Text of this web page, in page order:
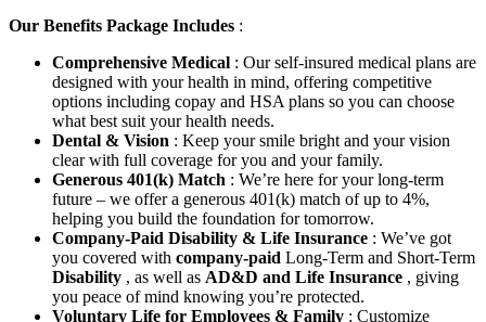
Our Benefits Package Includes :
Comprehensive Medical : Our self-insured medical plans are
designed with your health in mind, offering competitive
options including copay and HSA plans so you can choose
what best suit your health needs.
Dental & Vision : Keep your smile bright and your vision
clear with full coverage for you and your family.
Generous 401(k) Match : We’re here for your long-term
future – we offer a generous 401(k) match of up to 4%,
helping you build the foundation for tomorrow.
Company-Paid Disability & Life Insurance : We’ve got
you covered with company-paid Long-Term and Short-Term
Disability , as well as AD&D and Life Insurance , giving
you peace of mind knowing you’re protected.
Voluntary Life for Employees & Family : Customize